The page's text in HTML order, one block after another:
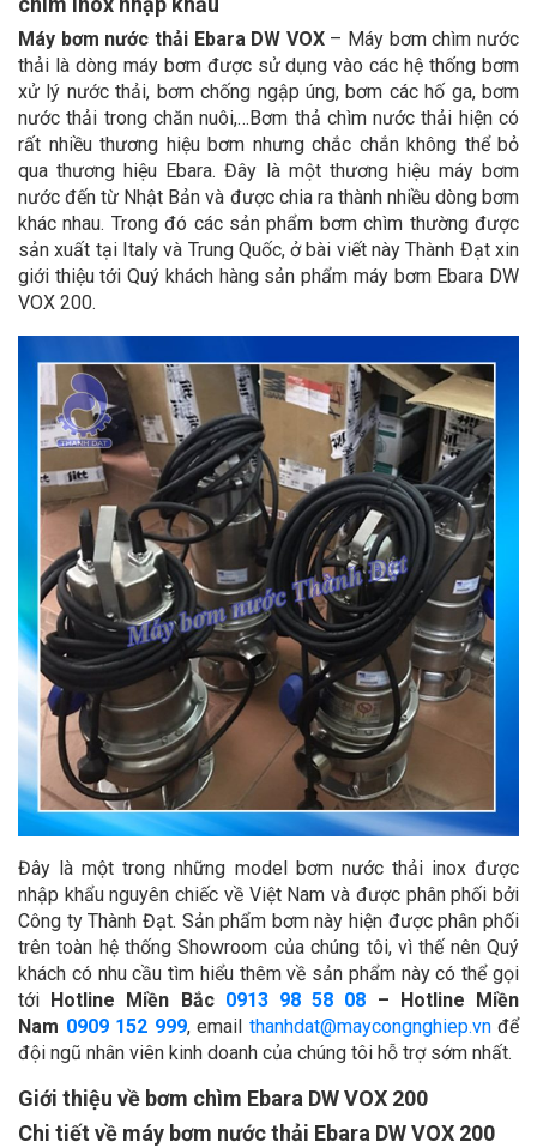
Máy bơm nước thải Ebara DW VOX– Máy bơm chìm nước
thải là dòng máy bơm được sử dụng vào các hệ thống bơm
xử lý nước thải, bơm chống ngập úng, bơm các hố ga, bơm
nước thải trong chăn nuôi,…Bơm thả chìm nước thải hiện có
rất nhiều thương hiệu bơm nhưng chắc chắn không thể bỏ
qua thương hiệu Ebara. Đây là một thương hiệu máy bơm
nước đến từ Nhật Bản và được chia ra thành nhiều dòng bơm
khác nhau. Trong đó các sản phẩm bơm chìm thường được
sản xuất tại Italy và Trung Quốc, ở bài viết này Thành Đạt xin
giới thiệu tới Quý khách hàng sản phẩm máy bơm Ebara DW
VOX 200.
Đây là một trong những model bơm nước thải inox được
nhập khẩu nguyên chiếc về Việt Nam và được phân phối bởi
Công ty Thành Đạt. Sản phẩm bơm này hiện được phân phối
trên toàn hệ thống Showroom của chúng tôi, vì thế nên Quý
khách có nhu cầu tìm hiểu thêm về sản phẩm này có thể gọi
tới
Hotline Miền Bắc 0913 98 58 08 – Hotline Miền
Nam 0909 152 999, email thanhdat@maycongnghiep.vnđể
đội ngũ nhân viên kinh doanh của chúng tôi hỗ trợ sớm nhất.
Giới thiệu về bơm chìm Ebara DW VOX 200
Chi tiết về máy bơm nước thải Ebara DW VOX 200